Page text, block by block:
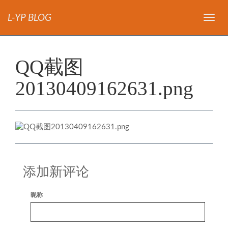
导
L-YP BLOG
QQ截图
20130409162631.png
添加新评论
昵称